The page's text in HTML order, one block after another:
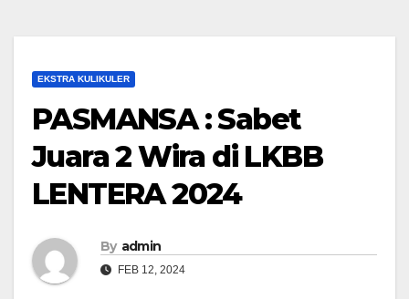
EKSTRA KULIKULER
PASMANSA : Sabet
Juara 2 Wira di LKBB
LENTERA 2024
By admin
FEB 12, 2024